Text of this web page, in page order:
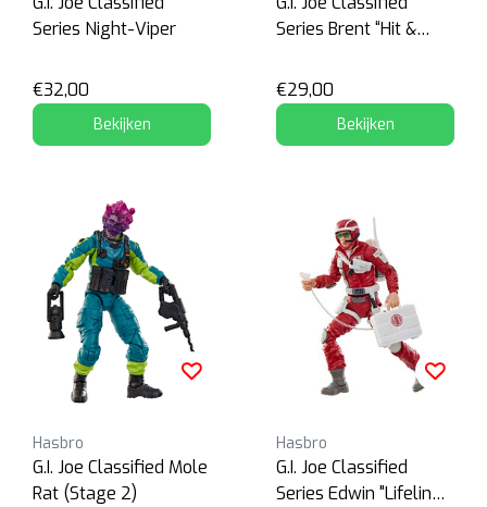
Series Night-Viper
€32,00
Bekijken
Series Brent “Hit &
€29,00
Bekijken
Hasbro
G.I. Joe Classified Mole
Rat (Stage 2)
Hasbro
G.I. Joe Classified
Series Edwin "Lifeline"